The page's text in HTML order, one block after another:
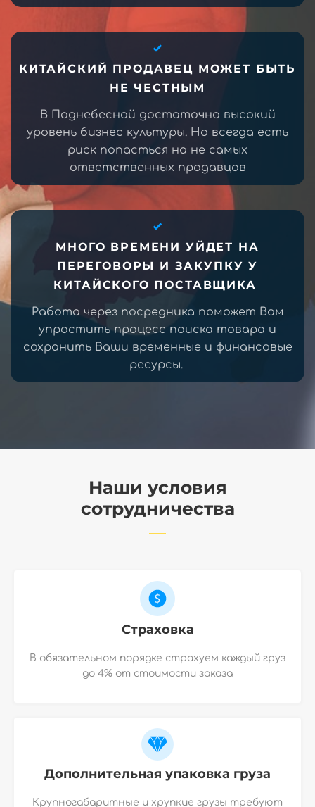
КИТАЙСКИЙ ПРОДАВЕЦ МОЖЕТ БЫТЬ
НЕ ЧЕСТНЫМ
В Поднебесной достаточно высокий
уровень бизнес культуры. Но всегда есть
риск попасться на не самых
ответственных продавцов
МНОГО ВРЕМЕНИ УЙДЕТ НА
ПЕРЕГОВОРЫ И ЗАКУПКУ У
КИТАЙСКОГО ПОСТАВЩИКА
Работа через посредника поможет Вам
упростить процесс поиска товара и
сохранить Ваши временные и финансовые
ресурсы.
Наши условия
сотрудничества
Страховка
В обязательном порядке страхуем каждый груз
до 4% от стоимости заказа
Дополнительная упаковка груза
Крупногабаритные и хрупкие грузы требуют